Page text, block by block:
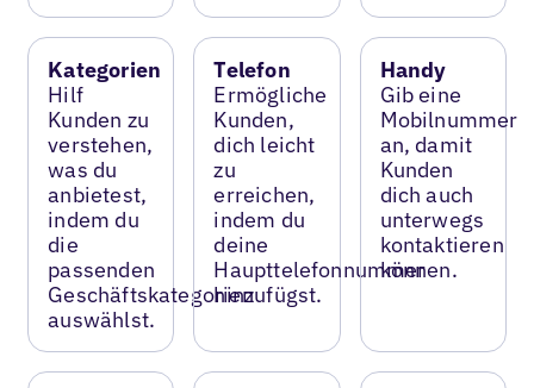
Kategorien
Hilf
Kunden zu
verstehen,
was du
anbietest,
indem du
die
passenden
Geschäftskategorien
auswählst.
Telefon
Ermögliche
Kunden,
dich leicht
zu
erreichen,
indem du
deine
Haupttelefonnummer
hinzufügst.
Handy
Gib eine
Mobilnummer
an, damit
Kunden
dich auch
unterwegs
kontaktieren
können.